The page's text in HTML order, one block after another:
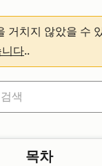
거치지 않았을 수
다..
목차